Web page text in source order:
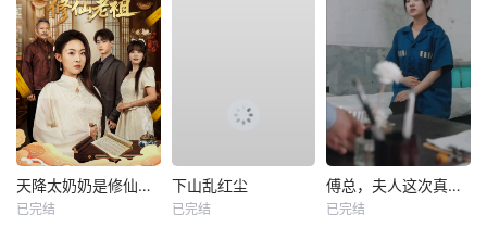
天降太奶奶是修仙老祖
已完结
下山乱红尘
已完结
傅总，夫人这次真的死了
已完结